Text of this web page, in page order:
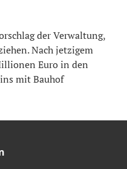
der Verwaltung,
Nach jetzigem
Euro in den
mit Bauhof